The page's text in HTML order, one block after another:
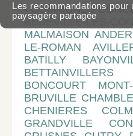
Les recommandations pour
paysagère partagée
• COMMUNES
ABBEVILLE-LES-
MALMAISON
LE-ROMAN
BATILLY
BONCOURT
BRUVILLE
CHENIERES
GRANDVILLE